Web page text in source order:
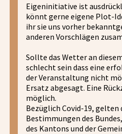
Eigeninitiative ist
könnt gerne eigene Plot-
ihr sie uns vorher
anderen Vorschlägen
Sollte das Wetter an
schlecht sein dass eine
der Veranstaltung nicht
Ersatz abgesagt. Eine
möglich.
Bezüglich Covid-19, gelten
Bestimmungen des
des Kantons und der